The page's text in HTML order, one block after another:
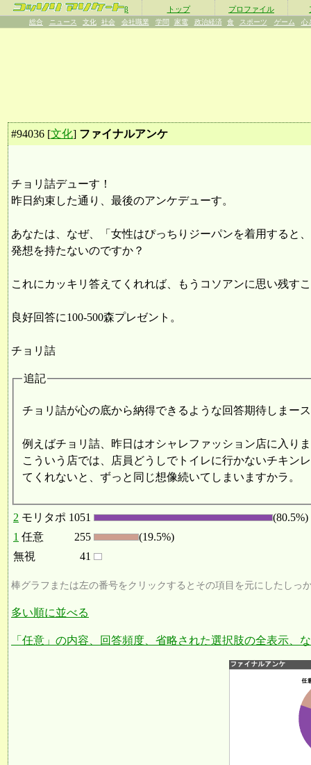
β トップ プロファイル
総合 ニュース 文化 社会 会社職業 学問 家電 政治経済 食 スポーツ ゲーム 心
#94036 [文化] ファイナルアンケ
チョリ詰デューす！
昨日約束した通り、最後のアンケデューす。
あなたは、なぜ、「女性はぴっちりジーパンを着用すると
発想を持たないのですか？
これにカッキリ答えてくれれば、もうコソアンに思い残す
良好回答に100-500森プレゼント。
チョリ詰
追記
チョリ詰が心の底から納得できるような回答期待しまー
例えばチョリ詰、昨日はオシャレファッション店に入り
こういう店では、店員どうしでトイレに行かないチキン
てくれないと、ずっと同じ想像続いてしまいますかラ。
2 モリタポ 1051
(80.5%)
1 任意 255
(19.5%)
無視
41
棒グラフまたは左の番号をクリックするとその項目を元にしたしっ
多い順に並べる
「任意」の内容、回答頻度、省略された選択肢の全表示、